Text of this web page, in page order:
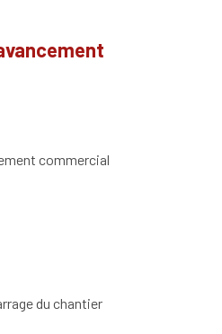
commercial
du chantier